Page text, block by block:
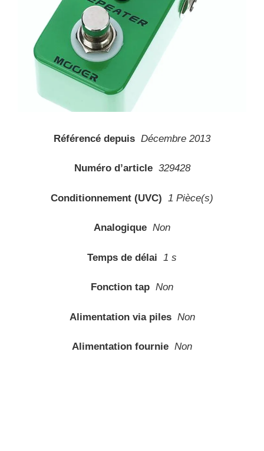
Référencé depuis Décembre 2013
Numéro d’article 329428
Conditionnement (UVC) 1 Pièce(s)
Analogique Non
Temps de délai 1 s
Fonction tap Non
Alimentation via piles Non
Alimentation fournie Non